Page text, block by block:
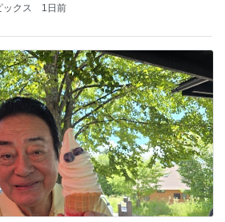
クス 1日前